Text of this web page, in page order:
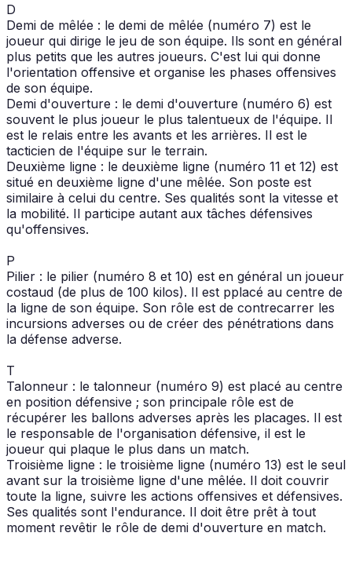
D
Demi de mêlée : le demi de mêlée (numéro 7) est le
joueur qui dirige le jeu de son équipe. Ils sont en général
plus petits que les autres joueurs. C'est lui qui donne
l'orientation offensive et organise les phases offensives
de son équipe.
Demi d'ouverture : le demi d'ouverture (numéro 6) est
souvent le plus joueur le plus talentueux de l'équipe. Il
est le relais entre les avants et les arrières. Il est le
tacticien de l'équipe sur le terrain.
Deuxième ligne : le deuxième ligne (numéro 11 et 12) est
situé en deuxième ligne d'une mêlée. Son poste est
similaire à celui du centre. Ses qualités sont la vitesse et
la mobilité. Il participe autant aux tâches défensives
qu'offensives.
P
Pilier : le pilier (numéro 8 et 10) est en général un joueur
costaud (de plus de 100 kilos). Il est pplacé au centre de
la ligne de son équipe. Son rôle est de contrecarrer les
incursions adverses ou de créer des pénétrations dans
la défense adverse.
T
Talonneur : le talonneur (numéro 9) est placé au centre
en position défensive ; son principale rôle est de
récupérer les ballons adverses après les placages. Il est
le responsable de l'organisation défensive, il est le
joueur qui plaque le plus dans un match.
Troisième ligne : le troisième ligne (numéro 13) est le seul
avant sur la troisième ligne d'une mêlée. Il doit couvrir
toute la ligne, suivre les actions offensives et défensives.
Ses qualités sont l'endurance. Il doit être prêt à tout
moment revêtir le rôle de demi d'ouverture en match.